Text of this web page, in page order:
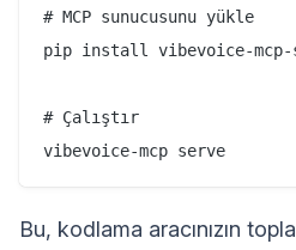
# MCP sunucusunu yükle
pip install vibevoice-mcp-
# Çalıştır
Bu, kodlama aracınızın